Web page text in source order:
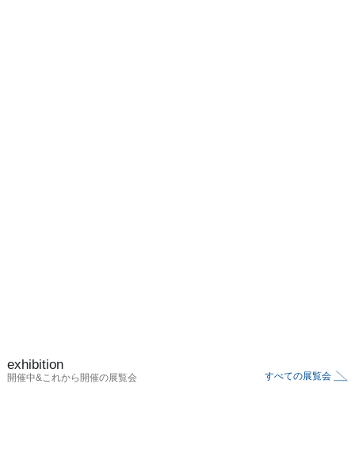
exhibition
開催中&これから開催の展覧会 すべての展覧会